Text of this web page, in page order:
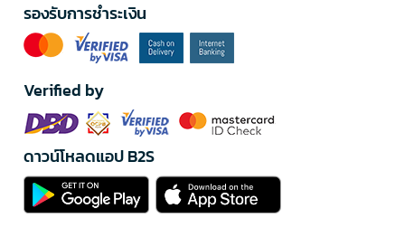
การ์ดอวยพร โปสการ์ด หรืองานที่ต้องการความทนทาน
วิธีเลือกอุปกรณ์ศิลปะให้เหมาะสม
เลือกชุดเริ่มต้น
เก็ตช์ และจานสี
เริ่มจากราคาปานกลางเพื่อทดลองใช้งานก่อนลงทุนกับอุปกรณ์ราคาสูง
เลือกอุปกรณ์ที่ใช้งานง่าย
สะอาดง่าย
ซื้อกระดาษคุณภาพดีเพราะกระดาษที่ดีช่วยให้ผลงานออกมาสวยงาม
กว่า
รองรับการชำระเงิน
Verified by
ดาวน์โหลดแอป B2S